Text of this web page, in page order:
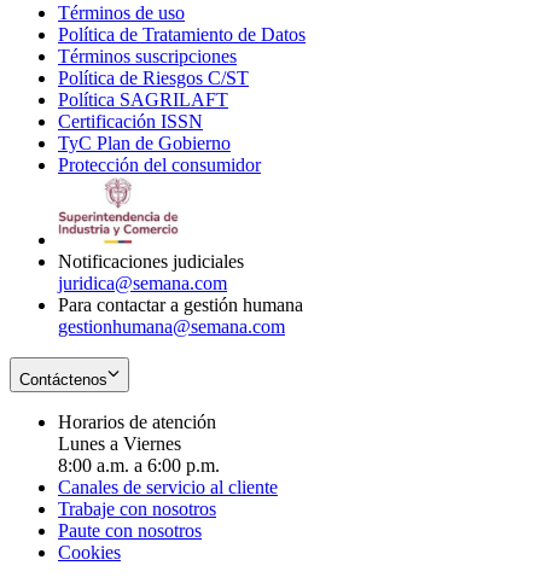
Términos de uso
in
new
window
Política de Tratamiento de Datos
Términos suscripciones
in
Política de Riesgos C/ST
Política SAGRILAFT
new
window
Certificación ISSN
in
new
TyC Plan de Gobierno
in
Protección del consumidorOpens
Notificaciones judiciales
juridica@semana.com
Para contactar a gestión humana
gestionhumana@semana.com
Contáctenos
Horarios de atención
Lunes a Viernes
8:00 a.m. a 6:00 p.m.
Canales de servicio al cliente
Trabaje con nosotros
Paute con nosotros
Cookies